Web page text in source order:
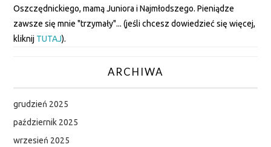
PODCAST
Oszczędnickiego, mamą Juniora i Najmłodszego. Pieniądze
zawsze się mnie "trzymały"... (jeśli chcesz dowiedzieć się więcej,
kliknij TUTAJ).
ARCHIWA
grudzień 2025
październik 2025
wrzesień 2025